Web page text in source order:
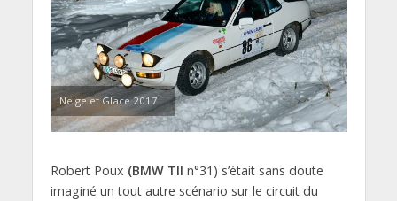
Neige et Glace 2017
Robert Poux (BMW TII n°31) s’était sans doute
imaginé un tout autre scénario sur le circuit du